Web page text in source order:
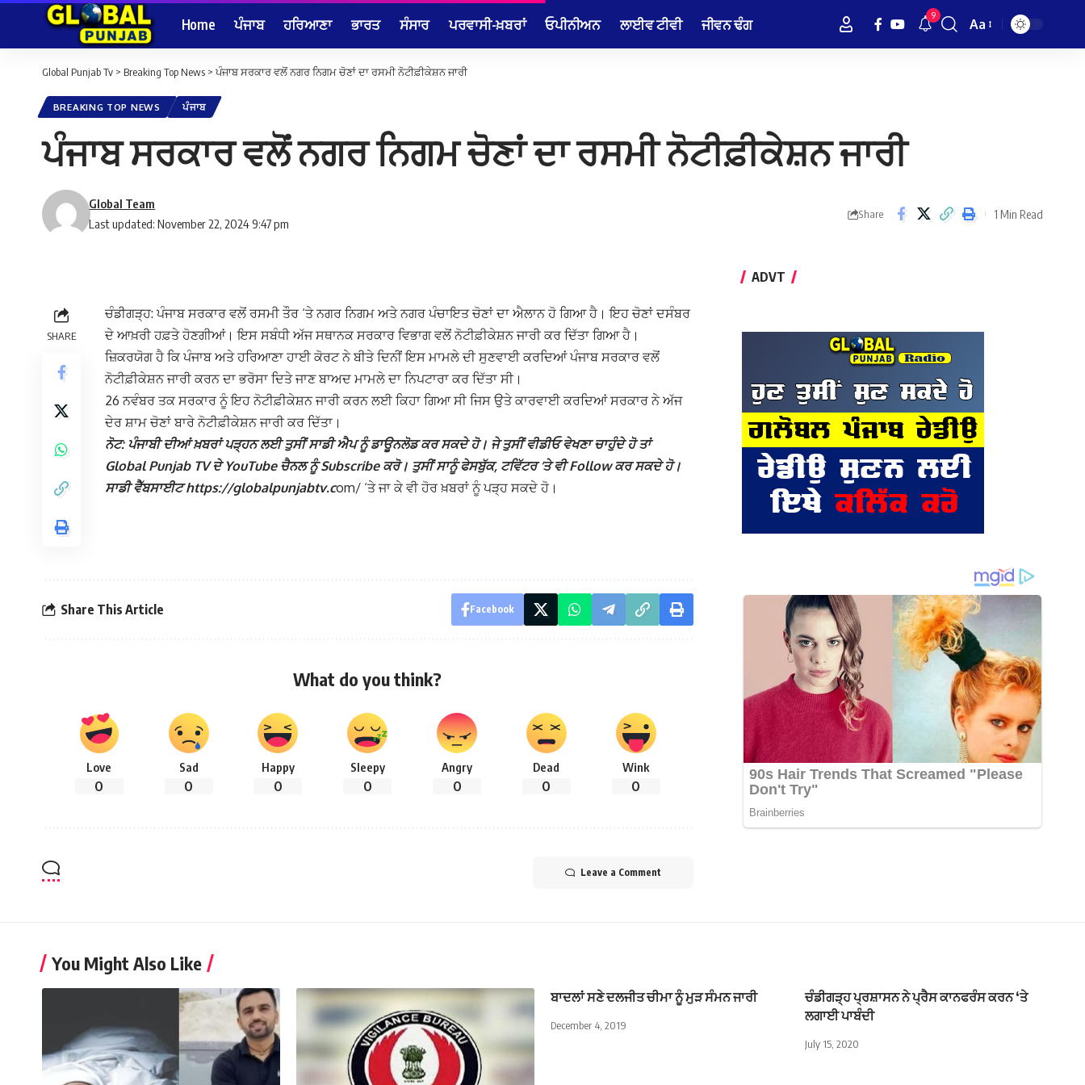
Home ਪੰਜਾਬ ਹਰਿਆਣਾ ਭਾਰਤ ਸੰਸਾਰ ਪਰਵਾਸੀ-ਖ਼ਬਰਾਂ ਓਪੀਨੀਅਨ ਲਾਈਵ ਟੀਵੀ ਜੀਵਨ ਢੰਗ 9
Font
Aa
Global Punjab Tv > Breaking Top News > ਪੰਜਾਬ ਸਰਕਾਰ ਵਲੋਂ ਨਗਰ ਨਿਗਮ ਚੋਣਾਂ ਦਾ ਰਸਮੀ ਨੋਟੀਫ਼ੀਕੇਸ਼ਨ ਜਾਰੀ
BREAKING TOP NEWS ਪੰਜਾਬ
ਪੰਜਾਬ ਸਰਕਾਰ ਵਲੋਂ ਨਗਰ ਨਿਗਮ ਚੋਣਾਂ ਦਾ ਰਸਮੀ ਨੋਟੀਫ਼ੀਕੇਸ਼ਨ ਜਾਰੀ
Last updated: November 22, 2024 9:47 pm
Global Team
Share 1 Min Read
SHARE
ਚੰਡੀਗੜ੍ਹ: ਪੰਜਾਬ ਸਰਕਾਰ ਵਲੋਂ ਰਸਮੀ ਤੌਰ ‘ਤੇ ਨਗਰ ਨਿਗਮ ਅਤੇ ਨਗਰ ਪੰਚਾਇਤ ਚੋਣਾਂ ਦਾ ਐਲਾਨ ਹੋ ਗਿਆ ਹੈ। ਇਹ ਚੋਣਾਂ ਦਸੰਬਰ
ਦੇ ਆਖ਼ਰੀ ਹਫ਼ਤੇ ਹੋਣਗੀਆਂ। ਇਸ ਸਬੰਧੀ ਅੱਜ ਸਥਾਨਕ ਸਰਕਾਰ ਵਿਭਾਗ ਵਲੋਂ ਨੋਟੀਫ਼ੀਕੇਸ਼ਨ ਜਾਰੀ ਕਰ ਦਿੱਤਾ ਗਿਆ ਹੈ।
ਜ਼ਿਕਰਯੋਗ ਹੈ ਕਿ ਪੰਜਾਬ ਅਤੇ ਹਰਿਆਣਾ ਹਾਈ ਕੋਰਟ ਨੇ ਬੀਤੇ ਦਿਨੀਂ ਇਸ ਮਾਮਲੇ ਦੀ ਸੁਣਵਾਈ ਕਰਦਿਆਂ ਪੰਜਾਬ ਸਰਕਾਰ ਵਲੋਂ
ਨੋਟੀਫ਼ੀਕੇਸ਼ਨ ਜਾਰੀ ਕਰਨ ਦਾ ਭਰੋਸਾ ਦਿਤੇ ਜਾਣ ਬਾਅਦ ਮਾਮਲੇ ਦਾ ਨਿਪਟਾਰਾ ਕਰ ਦਿੱਤਾ ਸੀ।
26 ਨਵੰਬਰ ਤਕ ਸਰਕਾਰ ਨੂੰ ਇਹ ਨੋਟੀਫ਼ੀਕੇਸ਼ਨ ਜਾਰੀ ਕਰਨ ਲਈ ਕਿਹਾ ਗਿਆ ਸੀ ਜਿਸ ਉਤੇ ਕਾਰਵਾਈ ਕਰਦਿਆਂ ਸਰਕਾਰ ਨੇ ਅੱਜ
ਦੇਰ ਸ਼ਾਮ ਚੋਣਾਂ ਬਾਰੇ ਨੋਟੀਫ਼ੀਕੇਸ਼ਨ ਜਾਰੀ ਕਰ ਦਿੱਤਾ।
ਨੋਟ: ਪੰਜਾਬੀ ਦੀਆਂ ਖ਼ਬਰਾਂ ਪੜ੍ਹਨ ਲਈ ਤੁਸੀਂ ਸਾਡੀ ਐਪ ਨੂੰ ਡਾਊਨਲੋਡ ਕਰ ਸਕਦੇ ਹੋ। ਜੇ ਤੁਸੀਂ ਵੀਡੀਓ ਵੇਖਣਾ ਚਾਹੁੰਦੇ ਹੋ ਤਾਂ
Global Punjab TV ਦੇ YouTube ਚੈਨਲ ਨੂੰ Subscribe ਕਰੋ। ਤੁਸੀਂ ਸਾਨੂੰ ਫੇਸਬੁੱਕ, ਟਵਿੱਟਰ ‘ਤੇ ਵੀ Follow ਕਰ ਸਕਦੇ ਹੋ।
ਸਾਡੀ ਵੈੱਬਸਾਈਟ https://globalpunjabtv.com/ ‘ਤੇ ਜਾ ਕੇ ਵੀ ਹੋਰ ਖ਼ਬਰਾਂ ਨੂੰ ਪੜ੍ਹ ਸਕਦੇ ਹੋ।
Share This Article Facebook
What do you think?
Love
0
Sad
0
Happy
0
Sleepy
0
Angry
0
Dead
0
Wink
0
Leave a Comment
ADVT
You Might Also Like
ਬਾਦਲਾਂ ਸਣੇ ਦਲਜੀਤ ਚੀਮਾ ਨੂੰ ਮੁੜ ਸੰਮਨ ਜਾਰੀ
December 4, 2019
ਚੰਡੀਗੜ੍ਹ ਪ੍ਰਸ਼ਾਸਨ ਨੇ ਪ੍ਰੈਸ ਕਾਨਫਰੰਸ ਕਰਨ ‘ਤੇ
ਲਗਾਈ ਪਾਬੰਦੀ
July 15, 2020